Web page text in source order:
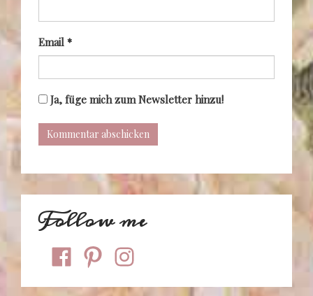
Email *
Ja, füge mich zum Newsletter hinzu!
Follow me
facebookpinterestinstagram